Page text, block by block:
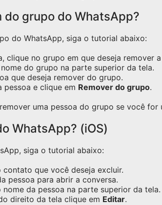
do grupo do WhatsApp?
do WhatsApp, siga o tutorial abaixo:
clique no grupo em que deseja remover
do grupo na parte superior da tela.
que deseja remover do grupo.
pessoa e clique em Remover do grupo.
uma pessoa do grupo se você
WhatsApp? (iOS)
siga o tutorial abaixo:
que você deseja excluir.
pessoa para abrir a conversa.
da pessoa na parte superior da tela.
direito da tela clique em Editar.